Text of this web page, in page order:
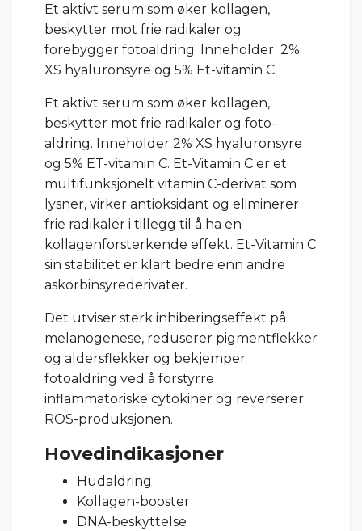
Et aktivt serum som øker kollagen,
beskytter mot frie radikaler og
forebygger fotoaldring. Inneholder 2%
XS hyaluronsyre og 5% Et-vitamin C.
Et aktivt serum som øker kollagen,
beskytter mot frie radikaler og foto-
aldring. Inneholder 2% XS hyaluronsyre
og 5% ET-vitamin C. Et-Vitamin C er et
multifunksjonelt vitamin C-derivat som
lysner, virker antioksidant og eliminerer
frie radikaler i tillegg til å ha en
kollagenforsterkende effekt. Et-Vitamin C
sin stabilitet er klart bedre enn andre
askorbinsyrederivater.
Det utviser sterk inhiberingseffekt på
melanogenese, reduserer pigmentflekker
og aldersflekker og bekjemper
fotoaldring ved å forstyrre
inflammatoriske cytokiner og reverserer
ROS-produksjonen.
Hovedindikasjoner
Hudaldring
Kollagen-booster
DNA-beskyttelse